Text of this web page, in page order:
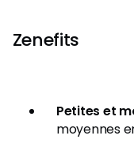
Zenefits
Petites et
moyennes